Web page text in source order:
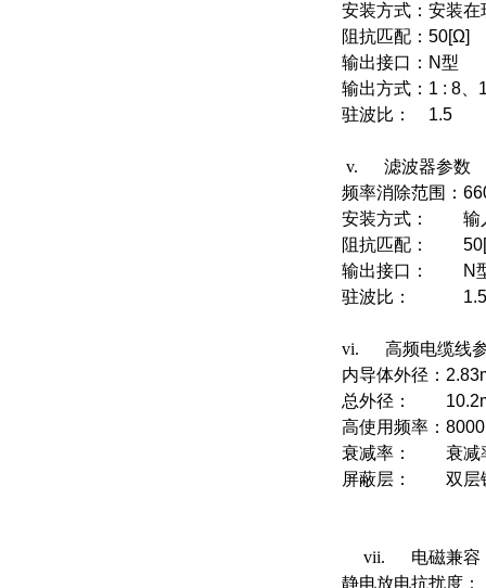
安装方式： 安
阻抗匹配： 50[Ω]
输出接口： N型
输出方式： 1 : 8、
驻波比：
1.5
v. 滤波器参数
频率消除范围：
安装方式：
输
阻抗匹配：
输出接口：
N
驻波比：
1.5
vi. 高频电缆线
内导体外径：
总外径：
高使用频率：
衰减率：
屏蔽层：
双层
vii. 电磁兼容
静电放电抗扰度：